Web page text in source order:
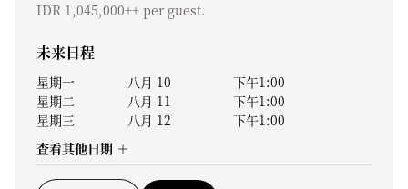
IDR 1,045,000++ per guest.
未来日程
星期一 八月 10
下午1:00
星期二
八月 11
下午1:00
星期三
八月 12
下午1:00
查看其他日期